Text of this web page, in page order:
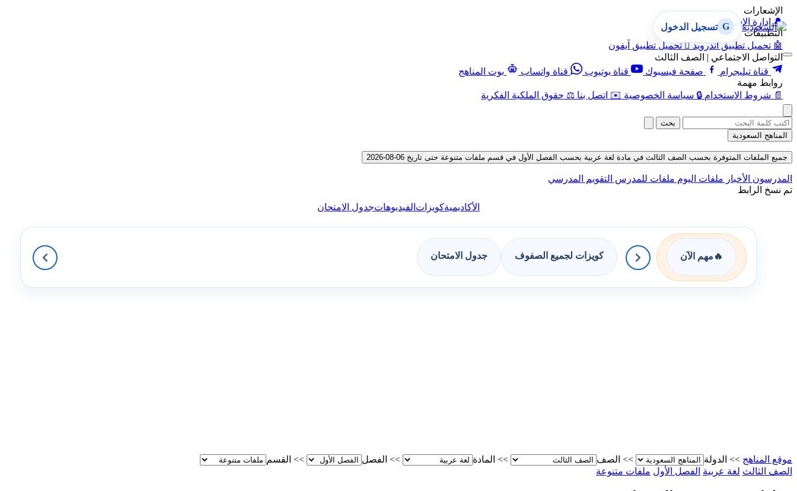
الإشعارات
🔔 إدارة الإشعارات
التطبيقات
🤖 تحميل تطبيق أندرويد  تحميل تطبيق آيفون
التواصل الاجتماعي | الصف الثالث
قناة تيليجرام
صفحة فيسبوك قناة يوتيوب قناة واتساب
بوت المناهج
روابط مهمة
📄 شروط الاستخدام 🔒 سياسة الخصوصية ✉️ اتصل بنا ⚖️ حقوق الملكية الفكرية
G تسجيل الدخول
بحث
المناهج السعودية
جميع الملفات المتوفرة بحسب الصف الثالث في مادة لغة عربية بحسب الفصل الأول في قسم ملفات متنوعة حتى تاريخ 06-08-2026
المدرسون الأخبار ملفات اليوم ملفات للمدرس التقويم المدرسي
تم نسخ الرابط
الأكاديميةكويزات الفيديوهاتجدول الامتحان
🔥 مهم الآن كويزات لجميع الصفوف جدول الامتحان
موقع المناهج >> الدولة >> الصف >> المادة >> الفصل >> القسم
الصف الثالث لغة عربية الفصل الأول ملفات متنوعة